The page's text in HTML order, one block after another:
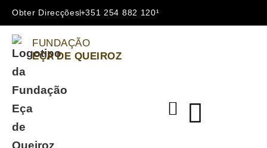
Obter Direcções+351 254 882 120¹
FUNDAÇÃO
EÇA DE QUEIROZ